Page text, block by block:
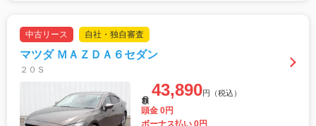
中古リース 自社・独自審査
マツダ ＭＡＺＤＡ６セダン
２０Ｓ
43,890円（税込）
頭金 0円
ボーナス払い 0円